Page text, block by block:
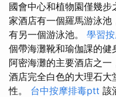
國會中心和植物園僅幾步
家酒店有一個羅馬游泳池
有另一個游泳池。 學習
個帶海灘靴和瑜伽課的健
阿密海灘的主要酒店之一
酒店完全白色的大理石
性。 台中按摩排毒ptt 該